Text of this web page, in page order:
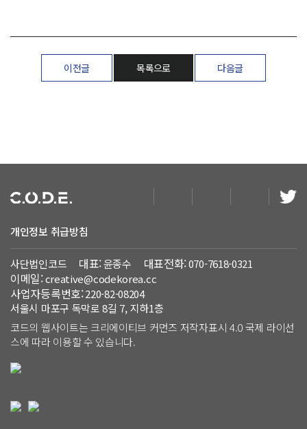
이전글 목록으로 다음글
개인정보 취급방침
회
사
명
사단법인코드 대표:윤종수 대표전화:070-7618-0321
이메일:creative@codekorea.cc
사업자등록번호:220-82-08204
주
소:
서울시 마포구 독막로 8길 7, 지하1층
코드의 웹사이트는 크리에이티브 커먼즈 저작자표시 4.0 국제 라이선
스에 따라 이용할 수 있습니다.